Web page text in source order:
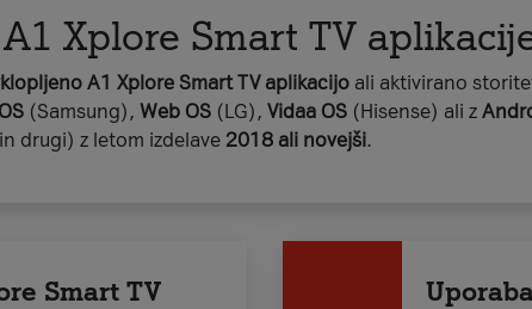
Xplore Smart TV
A1 Xplore Smart TV aplikacijo ali aktivirano
(Samsung), Web OS (LG), Vidaa OS (Hisense) ali z
drugi) z letom izdelave 2018 ali novejši.
Smart TV